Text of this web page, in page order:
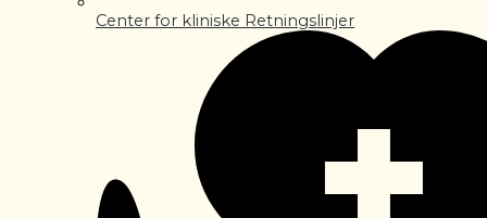
Center for kliniske Retningslinjer